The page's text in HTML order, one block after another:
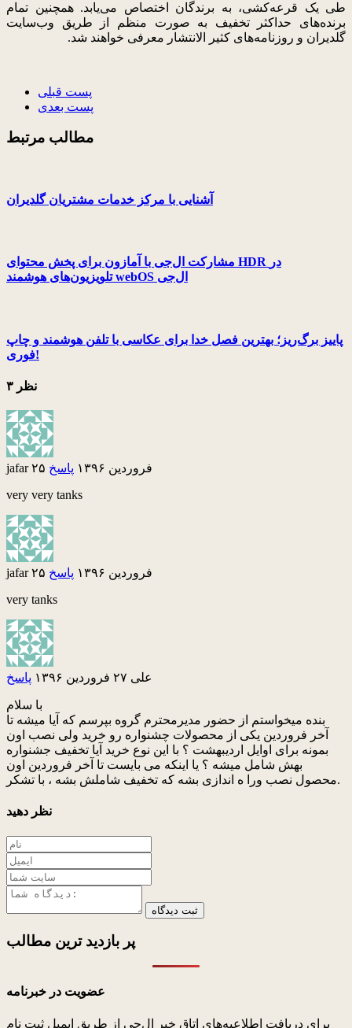
طی یک قرعه‌کشی، به برندگان اختصاص می‌یابد. همچنین تمام
برنده‌های حداکثر تخفیف به صورت منظم از طریق وب‌سایت
گلدیران و روزنامه‌های کثیر الانتشار معرفی خواهند شد.
پست قبلی
پست بعدی
مطالب مرتبط
آشنایی با مرکز خدمات مشتریان گلدیران
مشارکت ال‌جی با آمازون برای پخش محتوای HDR در
تلویزیون‌های هوشمند webOS ال‌جی
پاییز برگ‌ریز؛ بهترین فصل خدا برای عکاسی با تلفن هوشمند و چاپ
فوری!
۳ نظر
jafar ۲۵ فروردین ۱۳۹۶
پاسخ
very very tanks
jafar ۲۵ فروردین ۱۳۹۶
پاسخ
very tanks
علی ۲۷ فروردین ۱۳۹۶ پاسخ
با سلام
بنده میخواستم از حضور مدیرمحترم گروه بپرسم که آیا میشه تا
آخر فروردین یکی از محصولات چشنواره رو خرید ولی نصب اون
بمونه برای اوایل اردیبهشت ؟ با این نوع خرید آیا تخفیف جشنواره
بهش شامل میشه ؟ یا اینکه می بایست تا آخر فروردین اون
محصول نصب ورا ه اندازی بشه که تخفیف شاملش بشه ، با تشکر.
نظر دهید
ثبت دیدگاه
پر بازدید ترین مطالب
عضویت در خبرنامه
برای دریافت اطلاعیه‌های اتاق خبر ال‌جی از طریق ایمیل ثبت نام